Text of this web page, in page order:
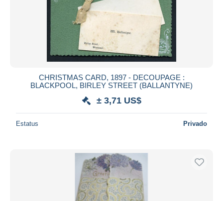
CHRISTMAS CARD, 1897 - DECOUPAGE :
BLACKPOOL, BIRLEY STREET (BALLANTYNE)
± 3,71 US$
Estatus Privado